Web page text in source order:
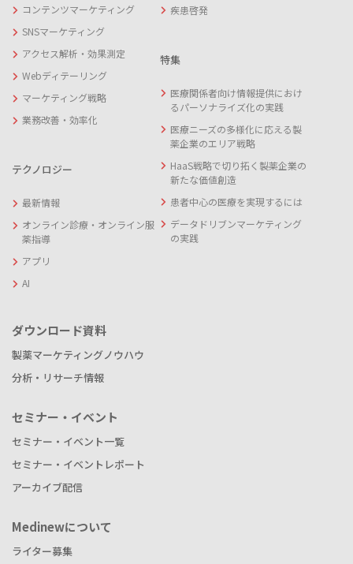
コンテンツマーケティング
SNSマーケティング
アクセス解析・効果測定
Webディテーリング
マーケティング戦略
業務改善・効率化
テクノロジー
最新情報
オンライン診療・オンライン服
薬指導
アプリ
AI
疾患啓発
特集
医療関係者向け情報提供におけ
るパーソナライズ化の実践
医療ニーズの多様化に応える製
薬企業のエリア戦略
HaaS戦略で切り拓く製薬企業の
新たな価値創造
患者中心の医療を実現するには
データドリブンマーケティング
の実践
ダウンロード資料
製薬マーケティングノウハウ
分析・リサーチ情報
セミナー・イベント
セミナー・イベント一覧
セミナー・イベントレポート
アーカイブ配信
Medinewについて
ライター募集